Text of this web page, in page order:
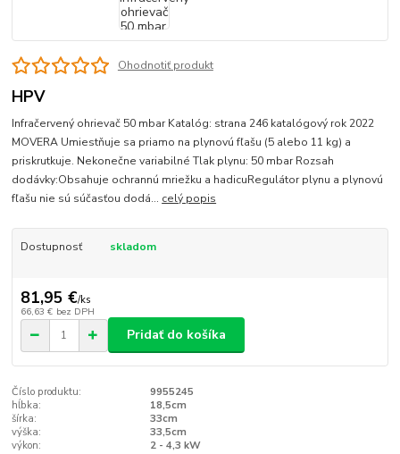
Ohodnotiť produkt
HPV
Infračervený ohrievač 50 mbar Katalóg: strana 246 katalógový rok 2022
MOVERA Umiestňuje sa priamo na plynovú fľašu (5 alebo 11 kg) a
priskrutkuje. Nekonečne variabilné Tlak plynu: 50 mbar Rozsah
dodávky:Obsahuje ochrannú mriežku a hadicuRegulátor plynu a plynovú
fľašu nie sú súčasťou dodá... celý popis
Dostupnosť skladom
81,95 €/ks
66,63 € bez DPH
Pridať do košíka
Číslo produktu:
9955245
hĺbka:
18,5cm
šírka:
33cm
výška:
33,5cm
výkon:
2 - 4,3 kW